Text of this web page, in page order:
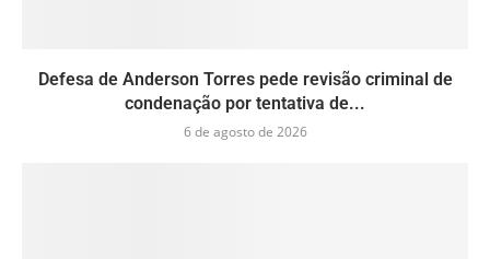
Defesa de Anderson Torres pede revisão criminal de
condenação por tentativa de...
6 de agosto de 2026